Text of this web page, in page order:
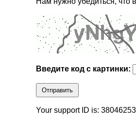
Введите код с картинки:
Отправить
Your support ID is: